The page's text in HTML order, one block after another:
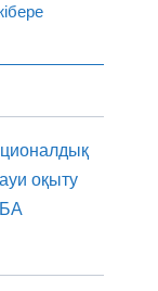
оқыту